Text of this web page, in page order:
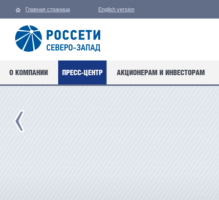
Главная страница English version
О КОМПАНИИ ПРЕСС-ЦЕНТР АКЦИОНЕРАМ И ИНВЕСТОРАМ